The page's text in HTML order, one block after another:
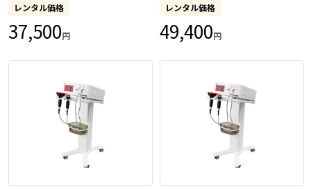
レンタル価格
37,500円
レンタル価格
49,400円